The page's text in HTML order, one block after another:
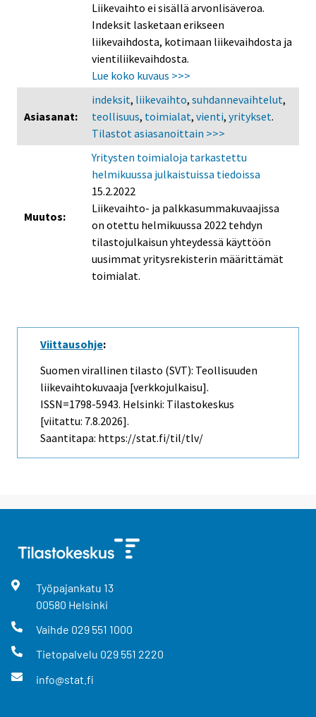
Liikevaihto ei sisällä arvonlisäveroa.
Indeksit lasketaan erikseen
liikevaihdosta, kotimaan liikevaihdosta ja
vientiliikevaihdosta.
Lue koko kuvaus >>>
Asiasanat:
indeksit, liikevaihto, suhdannevaihtelut,
teollisuus, toimialat, vienti, yritykset.
Tilastot asiasanoittain >>>
Muutos:
Yritysten toimialoja tarkastettu
helmikuussa julkaistuissa tiedoissa
15.2.2022
Liikevaihto- ja palkkasummakuvaajissa
on otettu helmikuussa 2022 tehdyn
tilastojulkaisun yhteydessä käyttöön
uusimmat yritysrekisterin määrittämät
toimialat.
Viittausohje:
Suomen virallinen tilasto (SVT): Teollisuuden
liikevaihtokuvaaja [verkkojulkaisu].
ISSN=1798-5943. Helsinki: Tilastokeskus
[viitattu: 7.8.2026].
Saantitapa: https://stat.fi/til/tlv/
Työpajankatu 13
00580 Helsinki
Vaihde 029 551 1000
Tietopalvelu 029 551 2220
info@stat.fi